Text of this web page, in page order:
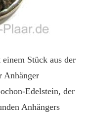
Stück aus der
Anhänger
Edelstein, der
Anhängers